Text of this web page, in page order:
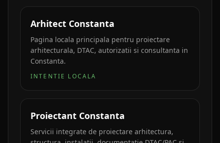
Arhitect Constanta
Pagina locala principala pentru proiectare
arhitecturala, DTAC, autorizatii si consultanta in
Constanta.
INTENTIE LOCALA
Proiectant Constanta
Servicii integrate de proiectare arhitectura,